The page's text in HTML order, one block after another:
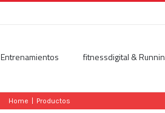
Entrenamientos fitnessdigital &
Home | Productos